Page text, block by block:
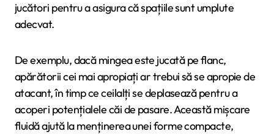
jucători pentru a asigura că spațiile sunt umplute
adecvat.
De exemplu, dacă mingea este jucată pe flanc,
apărătorii cei mai apropiați ar trebui să se apropie de
atacant, în timp ce ceilalți se deplasează pentru a
acoperi potențialele căi de pasare. Această mișcare
fluidă ajută la menținerea unei forme compacte,